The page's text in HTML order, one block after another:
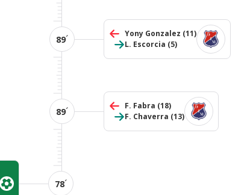
89´ Yony Gonzalez (11)
L. Escorcia (5)
89´ F. Fabra (18)
F. Chaverra (13)
78´